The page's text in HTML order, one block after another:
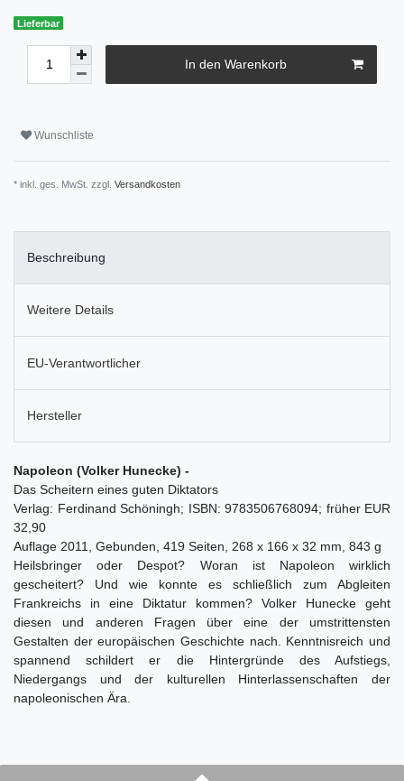
Lieferbar
In den Warenkorb
Wunschliste
* inkl. ges. MwSt. zzgl. Versandkosten
Beschreibung
Weitere Details
EU-Verantwortlicher
Hersteller
Napoleon (Volker Hunecke) -
Das Scheitern eines guten Diktators
Verlag: Ferdinand Schöningh; ISBN: 9783506768094; früher EUR
32,90
Auflage 2011, Gebunden, 419 Seiten, 268 x 166 x 32 mm, 843 g
Heilsbringer oder Despot? Woran ist Napoleon wirklich
gescheitert? Und wie konnte es schließlich zum Abgleiten
Frankreichs in eine Diktatur kommen? Volker Hunecke geht
diesen und anderen Fragen über eine der umstrittensten
Gestalten der europäischen Geschichte nach. Kenntnisreich und
spannend schildert er die Hintergründe des Aufstiegs,
Niedergangs und der kulturellen Hinterlassenschaften der
napoleonischen Ära.